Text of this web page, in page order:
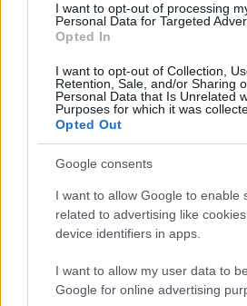
I want to opt-out of processing
Personal Data for Targeted
Opted In
I want to opt-out of Collection,
Retention, Sale, and/or Sharing
Personal Data that Is Unrelated
Purposes for which it was
Opted Out
Google consents
I want to allow Google to enable
related to advertising like
device identifiers in apps.
I want to allow my user data to
Google for online advertising
Korona Trójczyce - Pogórze
kolejki - Jarosław > Klasa A Przemyśl.
Korona Trójczyceprzystępuje do tego
drużyna radzi sobie w sezonie 2025/2026
Przemyśl przed własną publicznością? Na
tabelę uwzględniającą tylko mecze u siebie.
tylko mecze wyjazdowe możecie natomiast
Pogórze Dubiecko.
Jarosław > Klasa A Przemyśl - sytuacja
Przed meczami 1. kolejki - Jarosław >
(Korona Trójczyce) zajmują14. miejsce
Poniżej znajdziesz także ostatnie mecze
bramkowe.